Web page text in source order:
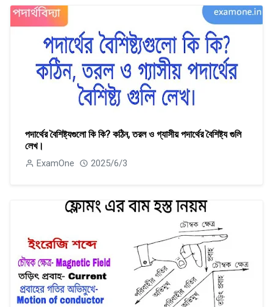
পদার্থের বৈশিষ্ট্যগুলাে কি কি? কঠিন, তরল ও গ্যাসীয় পদার্থের বৈশিষ্ট্য গুলি
লেখ।
ExamOne 2025/6/3